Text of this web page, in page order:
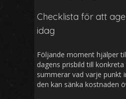
Checklista för att
idag
Följande moment hjälper
dagens prisbild till konkreta
summerar vad varje punkt
den kan sänka kostnaden